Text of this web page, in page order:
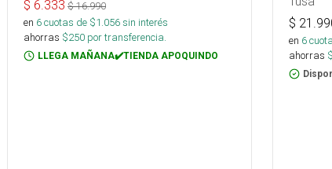
$ 6.333 $16.990
en 6cuotas de $1.056sin interés
ahorras $250 por transferencia.
LLEGA MAÑANA✔️TIENDA APOQUINDO
$
en 6
ahorras $